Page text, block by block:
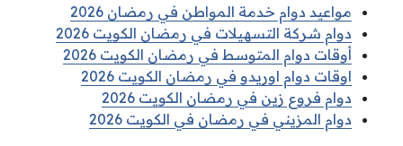
مواعيد دوام خدمة المواطن في رمضان 2026
دوام شركة التسهيلات في رمضان الكويت 2026
أوقات دوام المتوسط في رمضان الكويت 2026
اوقات دوام اوريدو في رمضان الكويت 2026
دوام فروع زين في رمضان الكويت 2026
دوام المزيني في رمضان في الكويت 2026